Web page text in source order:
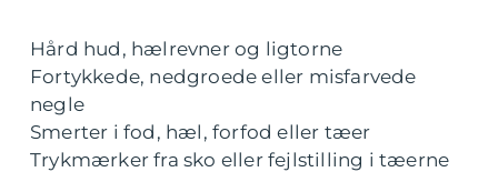
Hård hud, hælrevner og ligtorne
Fortykkede, nedgroede eller misfarvede
negle
Smerter i fod, hæl, forfod eller tæer
Trykmærker fra sko eller fejlstilling i tæerne